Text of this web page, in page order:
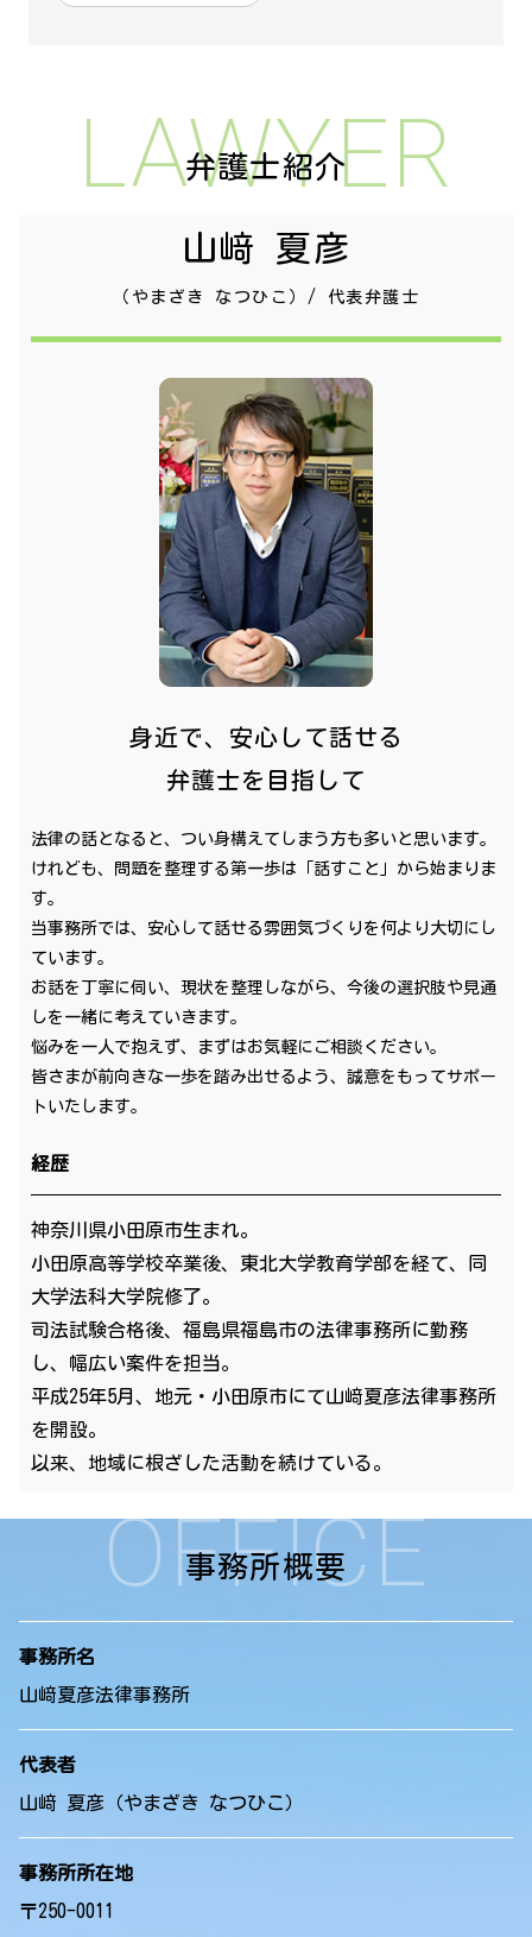
LAWYER
弁護士紹介
山﨑 夏彦
（やまざき なつひこ）/ 代表弁護士
身近で、安心して話せる
弁護士を目指して
法律の話となると、つい身構えてしまう方も多いと思います。
けれども、問題を整理する第一歩は「話すこと」から始まりま
す。
当事務所では、安心して話せる雰囲気づくりを何より大切にし
ています。
お話を丁寧に伺い、現状を整理しながら、今後の選択肢や見通
しを一緒に考えていきます。
悩みを一人で抱えず、まずはお気軽にご相談ください。
皆さまが前向きな一歩を踏み出せるよう、誠意をもってサポー
トいたします。
経歴
神奈川県小田原市生まれ。
小田原高等学校卒業後、東北大学教育学部を経て、同
大学法科大学院修了。
司法試験合格後、福島県福島市の法律事務所に勤務
し、幅広い案件を担当。
平成25年5月、地元・小田原市にて山﨑夏彦法律事務所
を開設。
以来、地域に根ざした活動を続けている。
OFFICE
事務所概要
事務所名
山﨑夏彦法律事務所
代表者
山﨑 夏彦（やまざき なつひこ）
事務所所在地
〒250-0011